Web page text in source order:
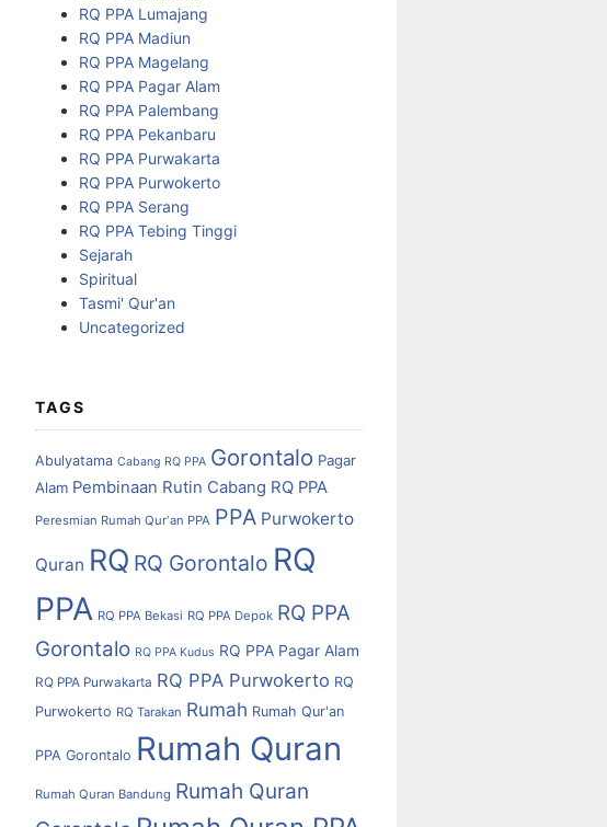
RQ PPA Lumajang
RQ PPA Madiun
RQ PPA Magelang
RQ PPA Pagar Alam
RQ PPA Palembang
RQ PPA Pekanbaru
RQ PPA Purwakarta
RQ PPA Purwokerto
RQ PPA Serang
RQ PPA Tebing Tinggi
Sejarah
Spiritual
Tasmi' Qur'an
Uncategorized
TAGS
Abulyatama Cabang RQ PPA Gorontalo Pagar
Alam Pembinaan Rutin Cabang RQ PPA
Peresmian Rumah Qur'an PPA PPA Purwokerto
Quran RQ RQ Gorontalo RQ
PPA RQ PPA Bekasi RQ PPA Depok RQ PPA
Gorontalo RQ PPA Kudus RQ PPA Pagar Alam
RQ PPA Purwakarta RQ PPA Purwokerto RQ
Purwokerto RQ Tarakan Rumah Rumah Qur'an
PPA Gorontalo Rumah Quran
Rumah Quran Bandung Rumah Quran